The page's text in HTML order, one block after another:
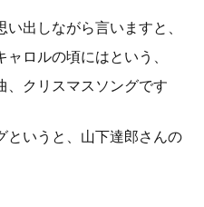
出しながら言いますと、
ロルの頃にはという、
、クリスマスソングです
というと、山下達郎さんの